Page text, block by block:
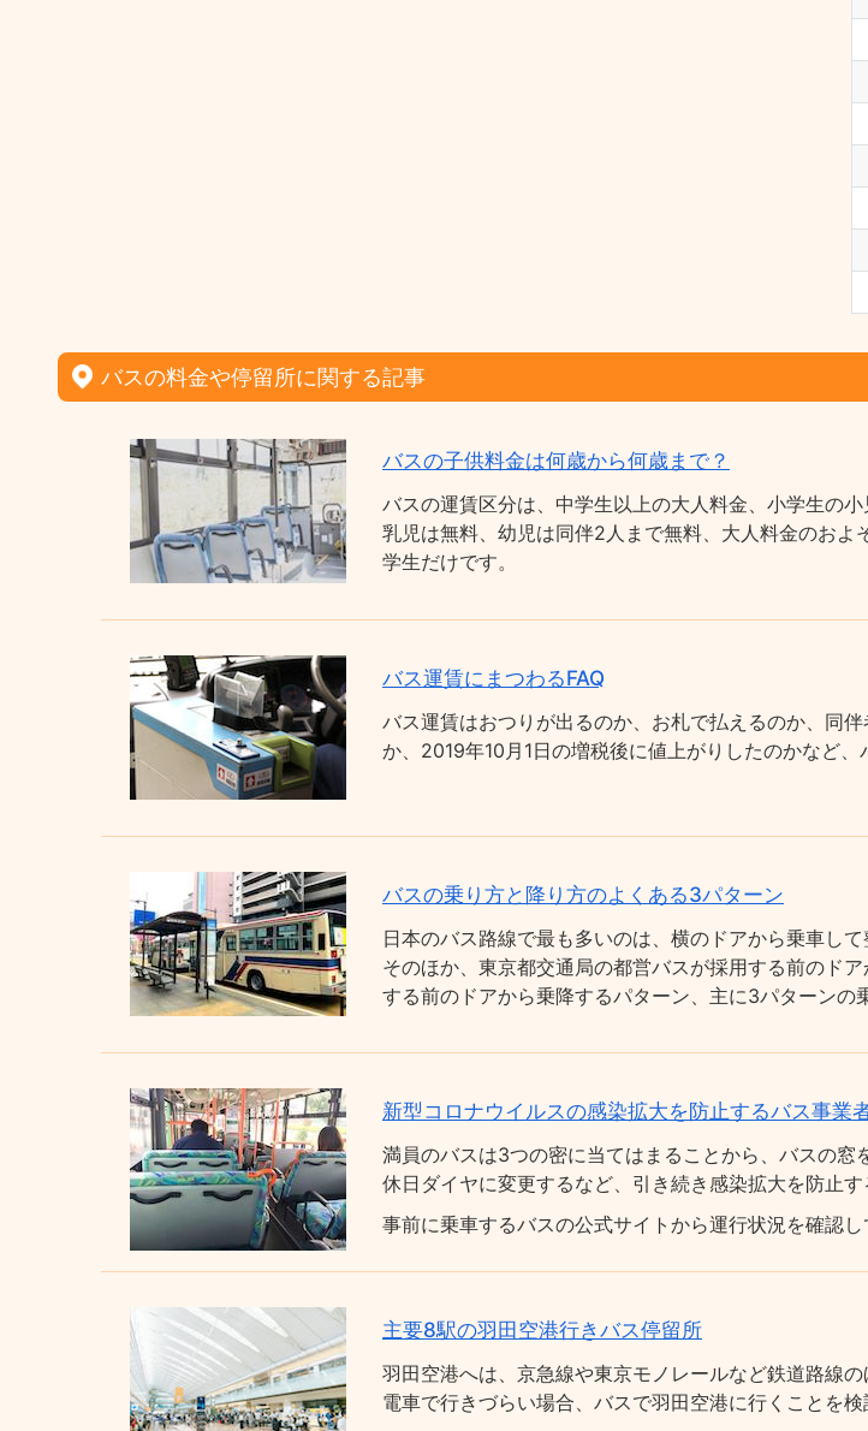
バスの料金や停留所に関する記事
バスの子供料金は何歳から何歳まで？
バスの運賃区分は、中学生以上の大人料金、小学生の
乳児は無料、幼児は同伴2人まで無料、大人料金のお
学生だけです。
バス運賃にまつわるFAQ
バス運賃はおつりが出るのか、お札で払えるのか、同
か、2019年10月1日の増税後に値上がりしたのかなど
バスの乗り方と降り方のよくある3パターン
日本のバス路線で最も多いのは、横のドアから乗車し
そのほか、東京都交通局の都営バスが採用する前のド
する前のドアから乗降するパターン、主に3パターンの
新型コロナウイルスの感染拡大を防止するバス事業
満員のバスは3つの密に当てはまることから、バスの
休日ダイヤに変更するなど、引き続き感染拡大を防止す
事前に乗車するバスの公式サイトから運行状況を確認し
主要8駅の羽田空港行きバス停留所
羽田空港へは、京急線や東京モノレールなど鉄道路線
電車で行きづらい場合、バスで羽田空港に行くことを検